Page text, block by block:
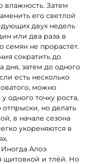
влажность. Затем
его светлой
двух недель
или два раза в
семян не прорастёт.
сократить до
дня, затем до одного
есть несколько
можно
одного точку роста,
но делать
в начале сезона
укореняются в
Иногда Алоэ
щитовкой и тлёй. Но